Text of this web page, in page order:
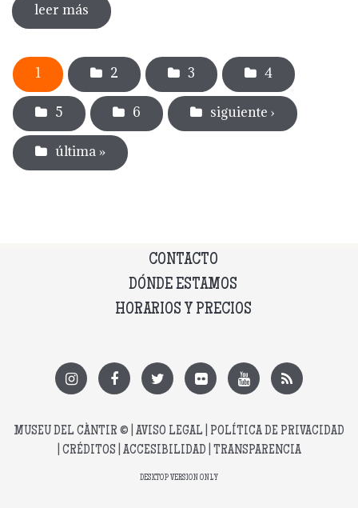
leer más sobre diada de la flor - l'ou com balla a la
font
Páginas
1 2 3 4
5 6 siguiente ›
última »
CONTACTO
DÓNDE ESTAMOS
HORARIOS Y PRECIOS
MUSEU DEL CÀNTIR © | AVISO LEGAL
POLÍTICA DE PRIVACIDAD
CRÉDITOS ACCESIBILIDAD TRANSPARENCIA
DESKTOP VERSION ONLY